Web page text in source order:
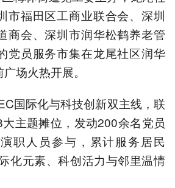
市福田区工商业联合会、深圳
商会、深圳市润华松鹤养老管
党员服务市集在龙尾社区润华
场火热开展。
国际化与科技创新双主线，联
主题摊位，发动200余名党员
职人员参与，累计服务居民
化元素、科创活力与邻里温情